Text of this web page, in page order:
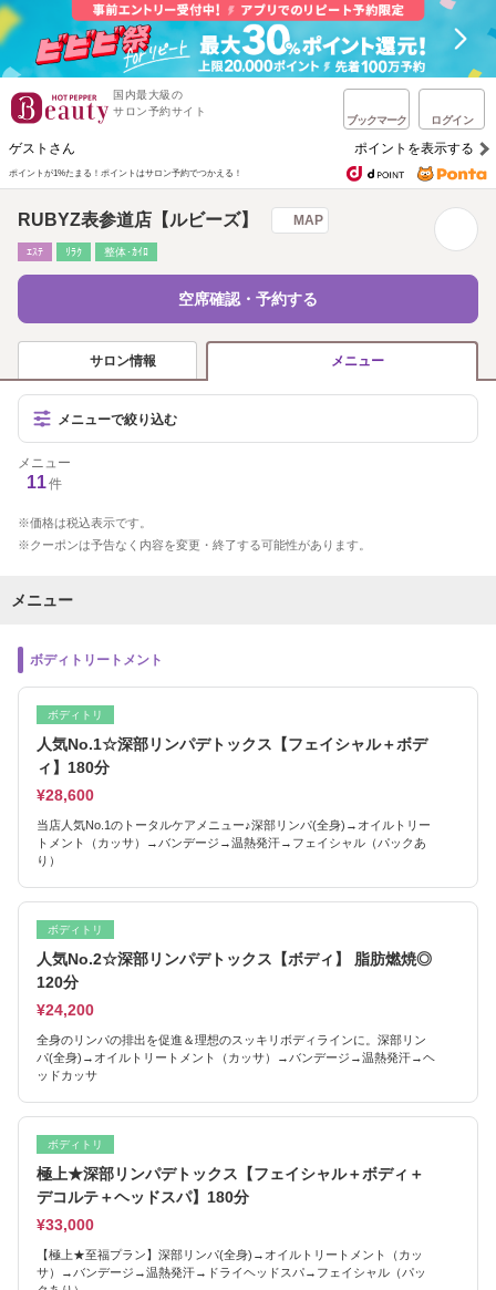
国内最大級の
サロン予約サイト
ブックマーク ログイン
ゲストさん ポイントを表示する
ポイントが1%たまる！ ポイントはサロン予約でつかえる！
RUBYZ表参道店【ルビーズ】 MAP
ｴｽﾃ ﾘﾗｸ 整体･ｶｲﾛ
空席確認・予約する
サロン情報 メニュー
メニューで絞り込む
メニュー
11件
価格は税込表示です。
クーポンは予告なく内容を変更・終了する可能性があります。
メニュー
ボディトリートメント
ボディトリ
人気No.1☆深部リンパデトックス【フェイシャル＋ボデ
ィ】180分
¥28,600
当店人気No.1のトータルケアメニュー♪深部リンパ(全身)→オイルトリー
トメント（カッサ）→バンデージ→温熱発汗→フェイシャル（パックあ
り）
ボディトリ
人気No.2☆深部リンパデトックス【ボディ】 脂肪燃焼◎
120分
¥24,200
全身のリンパの排出を促進＆理想のスッキリボディラインに。深部リン
パ(全身)→オイルトリートメント（カッサ）→バンデージ→温熱発汗→ヘ
ッドカッサ
ボディトリ
極上★深部リンパデトックス【フェイシャル＋ボディ＋
デコルテ＋ヘッドスパ】180分
¥33,000
【極上★至福プラン】深部リンパ(全身)→オイルトリートメント（カッ
サ）→バンデージ→温熱発汗→ドライヘッドスパ→フェイシャル（パッ